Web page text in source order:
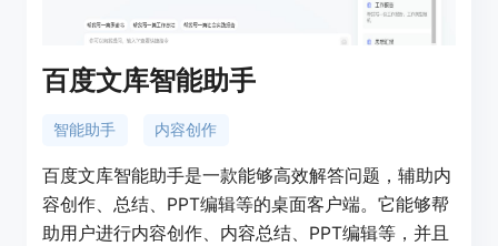
百度文库智能助手
智能助手 内容创作
百度文库智能助手是一款能够高效解答问题，辅助内
容创作、总结、PPT编辑等的桌面客户端。它能够帮
助用户进行内容创作、内容总结、PPT编辑等，并且